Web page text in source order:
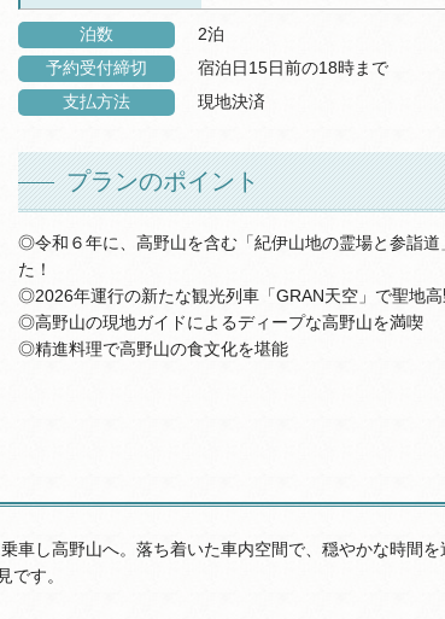
泊数
2泊
予約受付締切
宿泊日15日前の18時まで
支払方法
現地決済
プランのポイント
◎令和６年に、高野山を含む「紀伊山地の霊場と参詣
た！
◎2026年運行の新たな観光列車「GRAN天空」で聖地
◎高野山の現地ガイドによるディープな高野山を満喫
◎精進料理で高野山の食文化を堪能
し高野山へ。落ち着いた車内空間で、穏やかな時間
です。